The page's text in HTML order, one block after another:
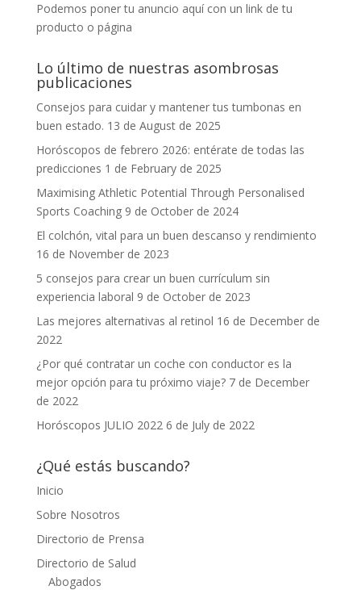
Podemos poner tu anuncio aquí con un link de tu
producto o página
Lo último de nuestras asombrosas
publicaciones
Consejos para cuidar y mantener tus tumbonas en
buen estado. 13 de August de 2025
Horóscopos de febrero 2026: entérate de todas las
predicciones 1 de February de 2025
Maximising Athletic Potential Through Personalised
Sports Coaching 9 de October de 2024
El colchón, vital para un buen descanso y rendimiento
16 de November de 2023
5 consejos para crear un buen currículum sin
experiencia laboral 9 de October de 2023
Las mejores alternativas al retinol 16 de December de
2022
¿Por qué contratar un coche con conductor es la
mejor opción para tu próximo viaje? 7 de December
de 2022
Horóscopos JULIO 2022 6 de July de 2022
¿Qué estás buscando?
Inicio
Sobre Nosotros
Directorio de Prensa
Directorio de Salud
Abogados